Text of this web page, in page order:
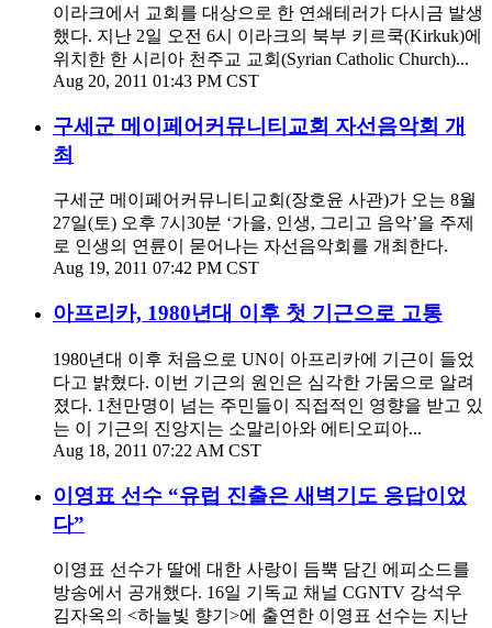
이라크에서 교회를 대상으로 한 연쇄테러가 다시금 발생
했다. 지난 2일 오전 6시 이라크의 북부 키르쿡(Kirkuk)에
위치한 한 시리아 천주교 교회(Syrian Catholic Church)...
Aug 20, 2011 01:43 PM CST
구세군 메이페어커뮤니티교회 자선음악회 개
최
구세군 메이페어커뮤니티교회(장호윤 사관)가 오는 8월
27일(토) 오후 7시30분 ‘가을, 인생, 그리고 음악’을 주제
로 인생의 연륜이 묻어나는 자선음악회를 개최한다.
Aug 19, 2011 07:42 PM CST
아프리카, 1980년대 이후 첫 기근으로 고통
1980년대 이후 처음으로 UN이 아프리카에 기근이 들었
다고 밝혔다. 이번 기근의 원인은 심각한 가뭄으로 알려
졌다. 1천만명이 넘는 주민들이 직접적인 영향을 받고 있
는 이 기근의 진앙지는 소말리아와 에티오피아...
Aug 18, 2011 07:22 AM CST
이영표 선수 “유럽 진출은 새벽기도 응답이었
다”
이영표 선수가 딸에 대한 사랑이 듬뿍 담긴 에피소드를
방송에서 공개했다. 16일 기독교 채널 CGNTV 강석우
김자옥의 <하늘빛 향기>에 출연한 이영표 선수는 지난